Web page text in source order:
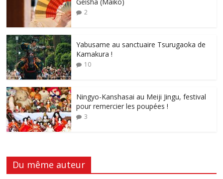
2
Yabusame au sanctuaire Tsurugaoka de
Kamakura !
10
Ningyo-Kanshasai au Meiji Jingu, festival
pour remercier les poupées !
3
Du même auteur